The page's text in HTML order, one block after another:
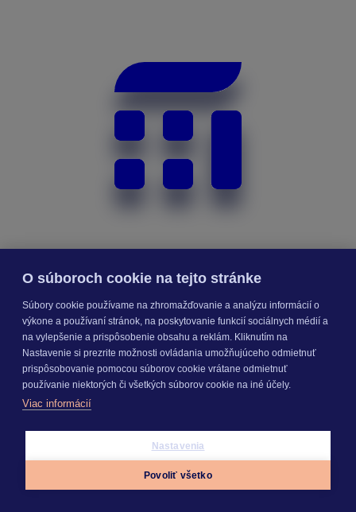
Stavebný rozpočet
O súboroch cookie na tejto stránke
Súbory cookie používame na zhromažďovanie a analýzu informácií o
výkone a používaní stránok, na poskytovanie funkcií sociálnych médií a
na vylepšenie a prispôsobenie obsahu a reklám. Kliknutím na
Nastavenie si prezrite možnosti ovládania umožňujúceho odmietnuť
prispôsobovanie pomocou súborov cookie vrátane odmietnuť
používanie niektorých či všetkých súborov cookie na iné účely.
Viac informácií
Nastavenia
Povoliť všetko